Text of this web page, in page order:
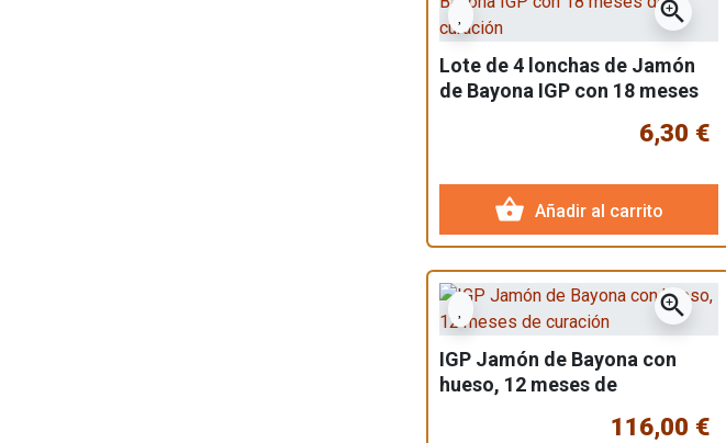
zoom_in
Lote de 4 lonchas de Jamón
de Bayona IGP con 18 meses
6,30 €
shopping_basket Añadir al carrito
zoom_in
IGP Jamón de Bayona con
hueso, 12 meses de
116,00 €